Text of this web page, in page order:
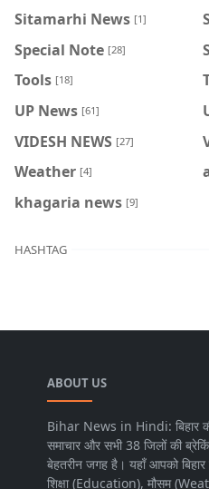
Sitamarhi News [1]
Special Note [28]
Tools [18]
UP News [61]
VIDESH NEWS [27]
Weather [4]
khagaria news [9]
HASHTAG
ABOUT US
Bihar News in Hindi: बिहार
समाचार और सभी 38 जिलों की
बेहतरीन जगह है। यहाँ आपको
शिक्षा (Education), मौसम